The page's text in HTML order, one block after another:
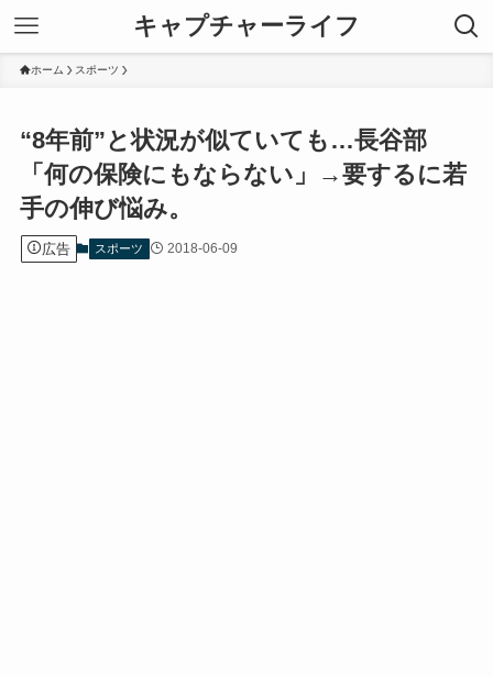
キャプチャーライフ
ホーム スポーツ
“8年前”と状況が似ていても…長谷部
「何の保険にもならない」→要するに若
手の伸び悩み。
広告 スポーツ 2018-06-09